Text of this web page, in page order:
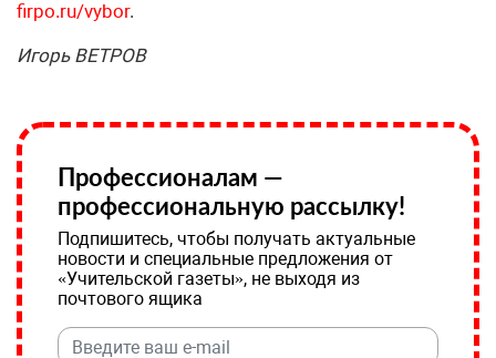
firpo.ru/vybor.
Игорь ВЕТРОВ
Профессионалам —
профессиональную рассылку!
Подпишитесь, чтобы получать актуальные
новости и специальные предложения от
«Учительской газеты», не выходя из
почтового ящика